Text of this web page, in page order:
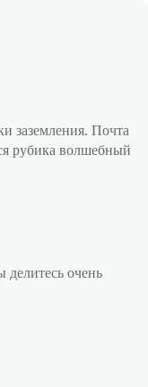
заземления. Почта
рубика волшебный
делитесь очень